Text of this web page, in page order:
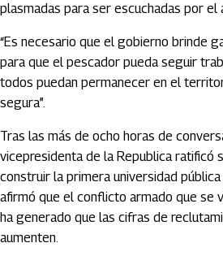
plasmadas para ser escuchadas por el
“Es necesario que el gobierno brinde
para que el pescador pueda seguir
todos puedan permanecer en el
segura”.
Tras las más de ocho horas de
vicepresidenta de la Republica ratificó
construir la primera universidad
afirmó que el conflicto armado que se
ha generado que las cifras de
aumenten.